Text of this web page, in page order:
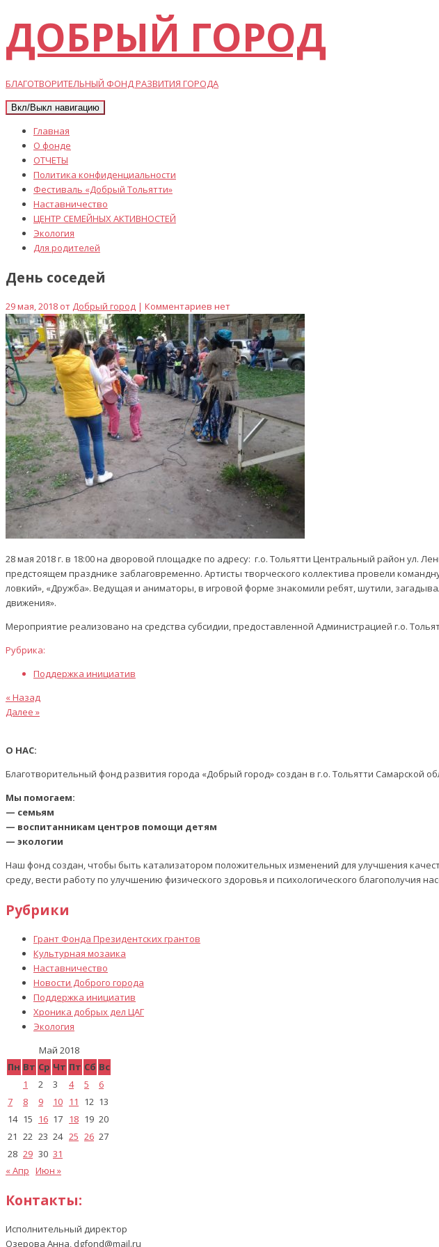
ДОБРЫЙ ГОРОД
БЛАГОТВОРИТЕЛЬНЫЙ ФОНД РАЗВИТИЯ ГОРОДА
Вкл/Выкл навигацию
Главная
О фонде
ОТЧЕТЫ
Политика конфиденциальности
Фестиваль «Добрый Тольятти»
Наставничество
ЦЕНТР СЕМЕЙНЫХ АКТИВНОСТЕЙ
Экология
Для родителей
День соседей
29 мая, 2018 от Добрый город | Комментариев нет
28 мая 2018 г. в 18:00 на дворовой площадке по адресу: г.о. Тольятти Центральный район
предстоящем празднике заблаговременно. Артисты творческого коллектива провели
ловкий», «Дружба». Ведущая и аниматоры, в игровой форме знакомили ребят, шутили,
движения».
Мероприятие реализовано на средства субсидии, предоставленной Администрацией г.о.
Рубрика:
Поддержка инициатив
Навигация
по
записям
Предыдущая
статья
« Назад
Следующая
Далее »
О НАС:
Благотворительный фонд развития города «Добрый город» создан в г.о. Тольятти Самарской
Мы помогаем:
— семьям
— воспитанникам центров помощи детям
— экологии
Наш фонд создан, чтобы быть катализатором положительных изменений для улучшения
среду, вести работу по улучшению физического здоровья и психологического благополучия
Рубрики
Грант Фонда Президентских грантов
Культурная мозаика
Наставничество
Новости Доброго города
Поддержка инициатив
Хроника добрых дел ЦАГ
Экология
Май 2018
Пн Вт Ср Чт Пт Сб Вс
1
2 3 4 5
6
7
8 9 10 11 12 13
14 15 16 17 18 19 20
21 22 23 24 25 26 27
28 29 30 31
« Апр Июн »
Контакты:
Исполнительный директор
Озерова Анна, dgfond@mail.ru